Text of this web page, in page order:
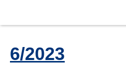
6/2023